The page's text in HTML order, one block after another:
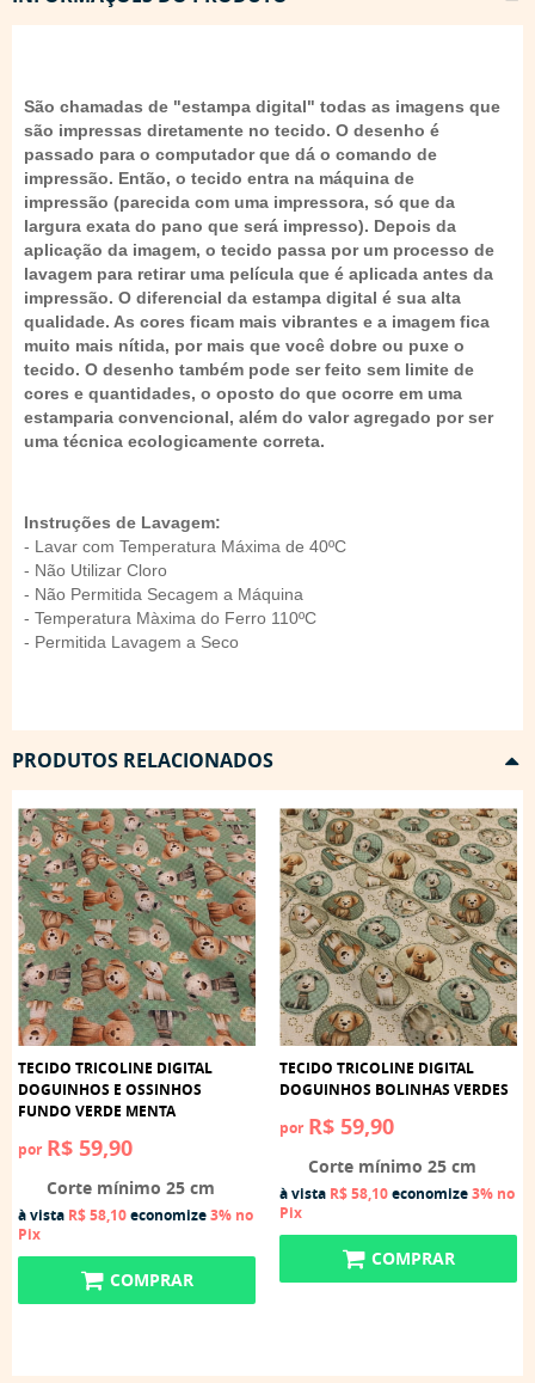
São chamadas de "estampa digital" todas as imagens que
são impressas diretamente no tecido. O desenho é
passado para o computador que dá o comando de
impressão. Então, o tecido entra na máquina de
impressão (parecida com uma impressora, só que da
largura exata do pano que será impresso). Depois da
aplicação da imagem, o tecido passa por um processo de
lavagem para retirar uma película que é aplicada antes da
impressão. O diferencial da estampa digital é sua alta
qualidade. As cores ficam mais vibrantes e a imagem fica
muito mais nítida, por mais que você dobre ou puxe o
tecido. O desenho também pode ser feito sem limite de
cores e quantidades, o oposto do que ocorre em uma
estamparia convencional, além do valor agregado por ser
uma técnica ecologicamente correta.
Instruções de Lavagem:
- Lavar com Temperatura Máxima de 40ºC
- Não Utilizar Cloro
- Não Permitida Secagem a Máquina
- Temperatura Màxima do Ferro 110ºC
- Permitida Lavagem a Seco
PRODUTOS RELACIONADOS
TECIDO TRICOLINE DIGITAL
DOGUINHOS E OSSINHOS
FUNDO VERDE MENTA
por R$ 59,90
Corte mínimo 25 cm
à vista R$ 58,10economize3% no
Pix
COMPRAR
TECIDO TRICOLINE DIGITAL
DOGUINHOS BOLINHAS VERDES
por R$ 59,90
Corte mínimo 25 cm
à vista R$ 58,10economize3% no
Pix
COMPRAR